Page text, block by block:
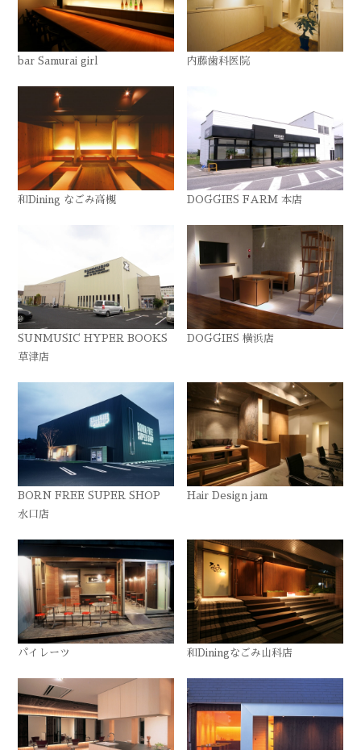
bar Samurai girl 内藤歯科医院
和Dining なごみ高槻 DOGGIES FARM 本店
SUNMUSIC HYPER BOOKS
草津店
DOGGIES 横浜店
BORN FREE SUPER SHOP
水口店
Hair Design jam
パイレーツ 和Diningなごみ山科店